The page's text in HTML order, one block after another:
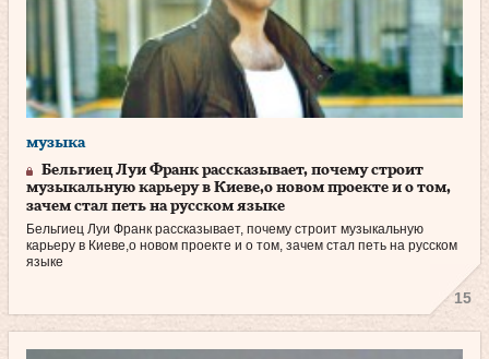
музыка
Бельгиец Луи Франк рассказывает, почему строит
музыкальную карьеру в Киеве,о новом проекте и о том,
зачем стал петь на русском языке
Бельгиец Луи Франк рассказывает, почему строит музыкальную
карьеру в Киеве,о новом проекте и о том, зачем стал петь на русском
языке
15